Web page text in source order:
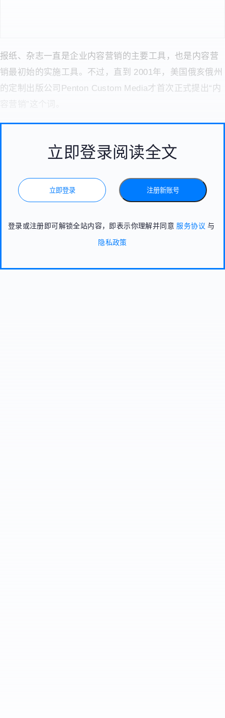
报纸、杂志一直是企业内容营销的主要工具，也是内容营
销最初始的实施工具。不过，直到 2001年，美国俄亥俄州
的定制出版公司Penton Custom Media才首次正式提出“内
立即登录阅读全文
立即登录 注册新账号
登录或注册即可解锁全站内容，即表示你理解并同意 服务协议 与
隐私政策